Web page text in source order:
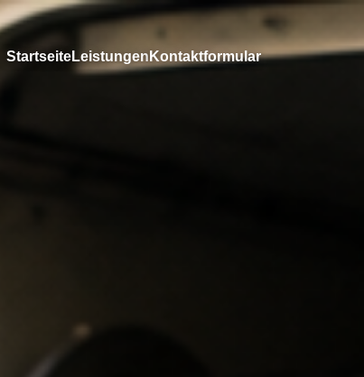
StartseiteLeistungen Kontaktformular